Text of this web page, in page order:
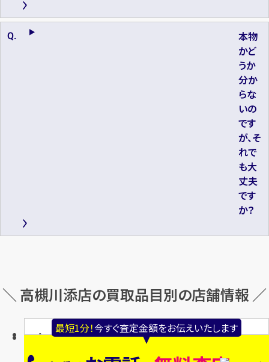
最短1分！今すぐ査定金額をお伝えいたします
本物
かど
うか
分か
らな
いの
です
が、そ
れで
も大
丈夫
です
か？
＼ 高槻川添店の買取品目別の店舗情報 ／
金・貴金属